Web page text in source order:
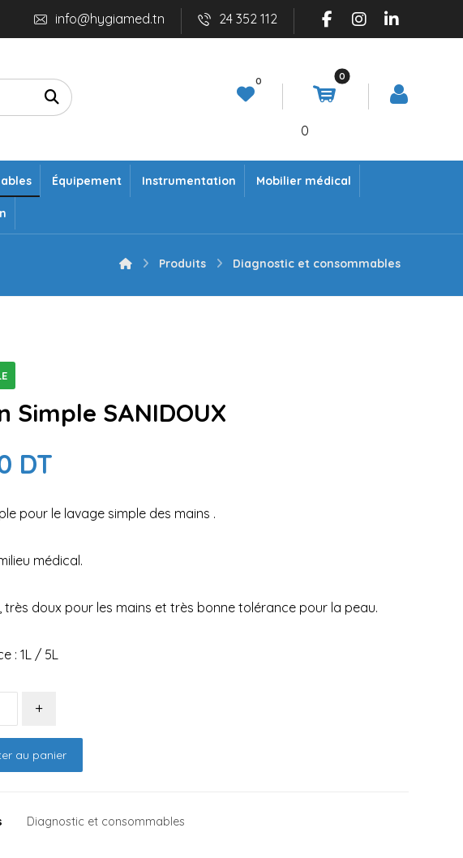
24 352 112
info@hygiamed.tn
0
Équipement Instrumentation Mobilier médical
Produits Diagnostic et consommables
Simple SANIDOUX
DT
pour le lavage simple des mains .
médical.
très doux pour les mains et très bonne tolérance pour la peau.
: 1L / 5L
+
au panier
Diagnostic et consommables